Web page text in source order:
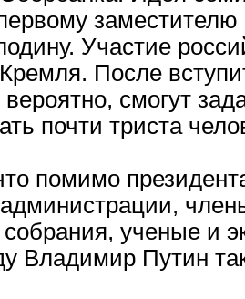
Участие
После
вероятно, смогут
почти триста
помимо
ученые и
Владимир Путин